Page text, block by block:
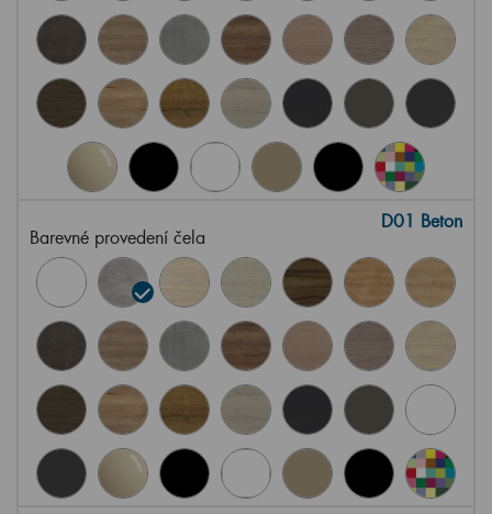
Barevné provedení čela
D01 Beton